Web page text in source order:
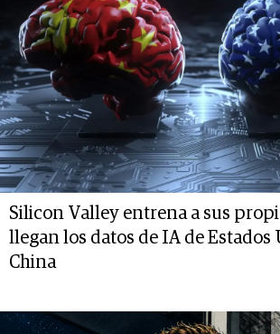
Silicon Valley entrena a sus
llegan los datos de IA de Estados
China